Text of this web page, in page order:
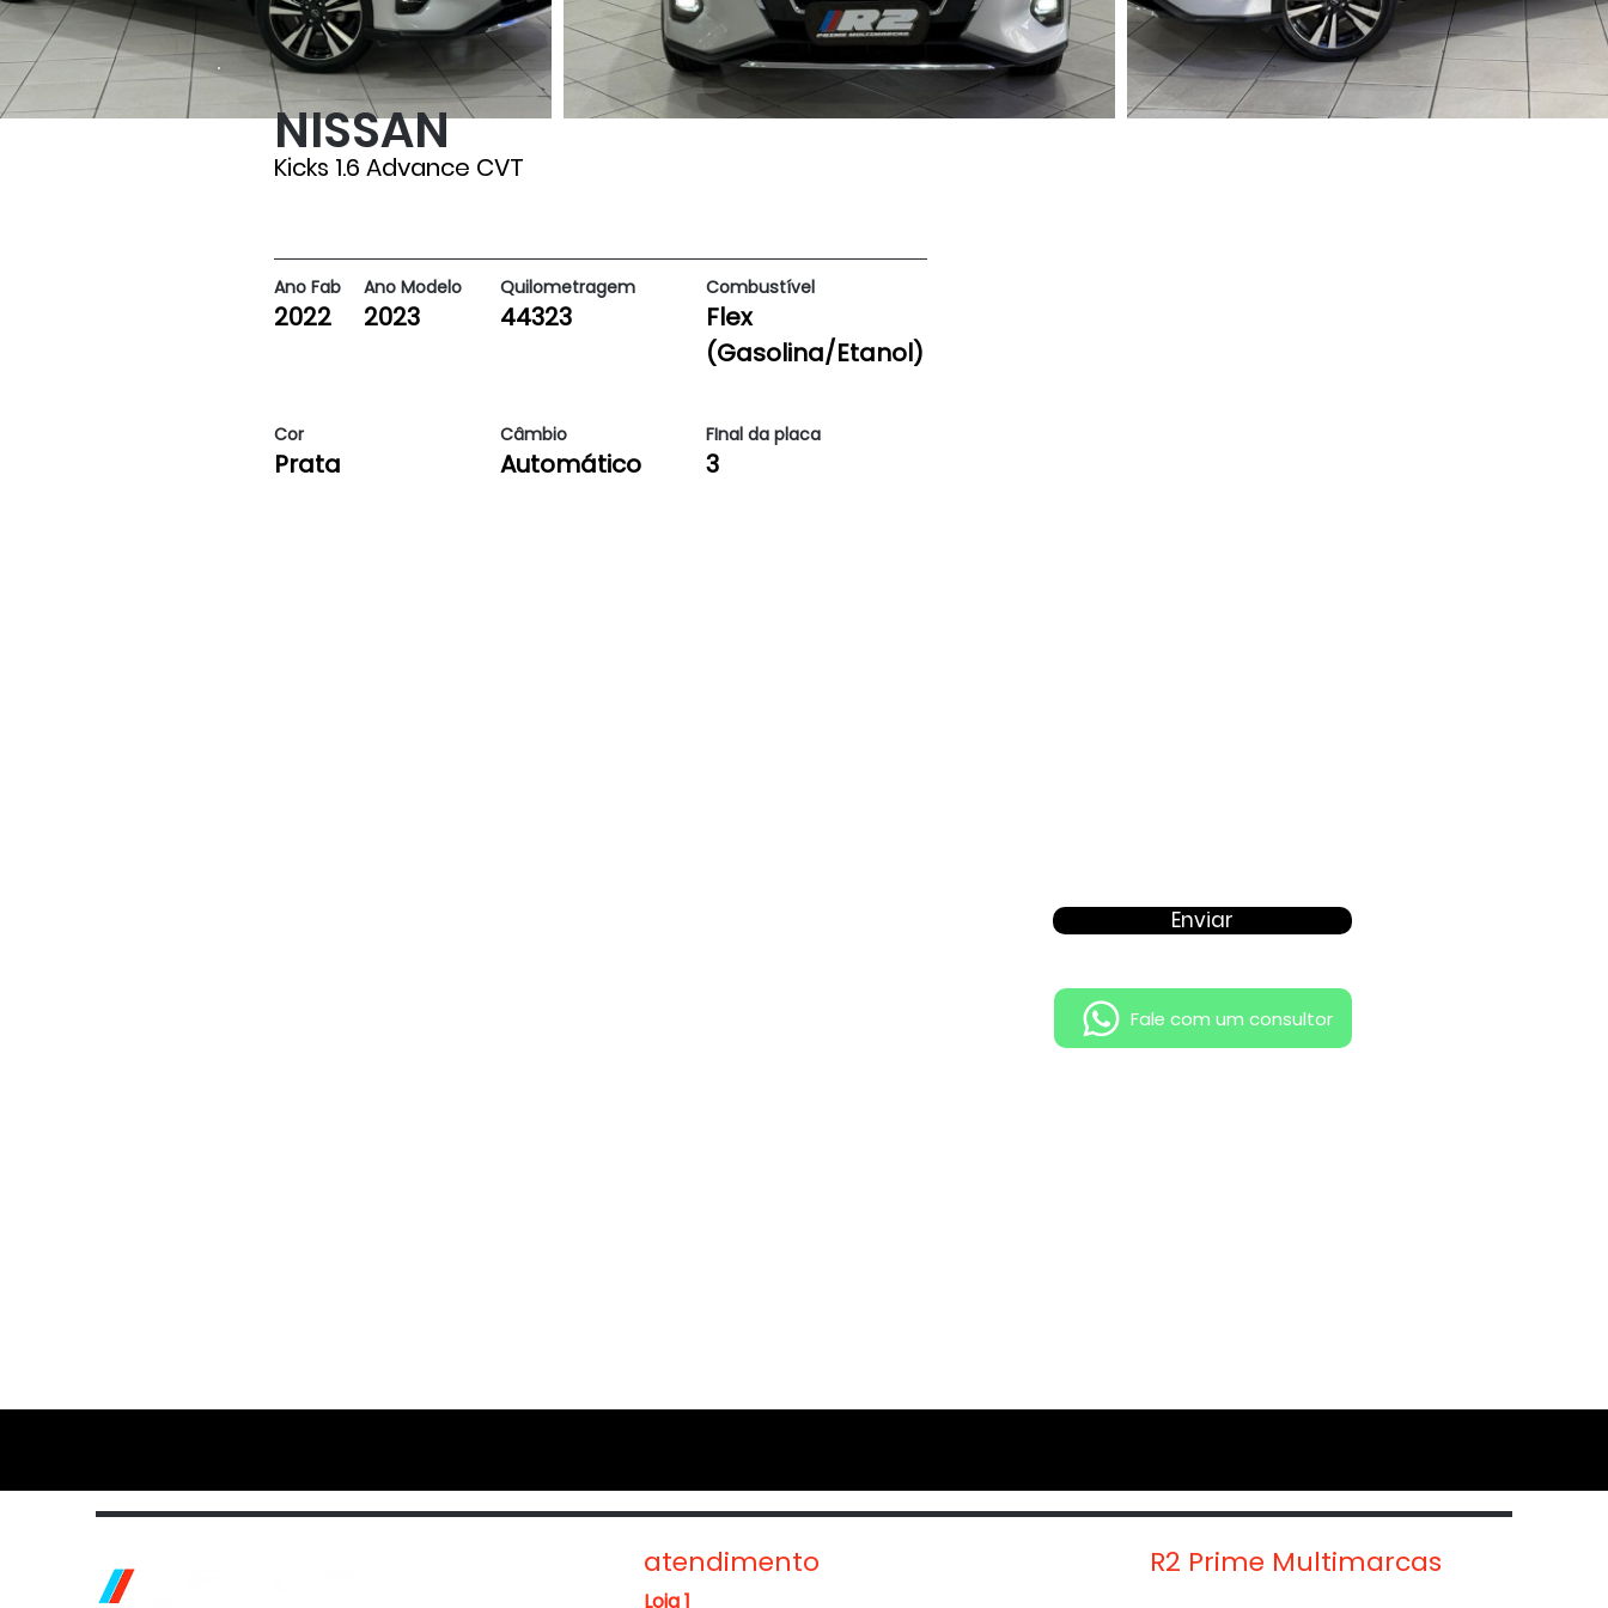
Enviar
Fale com um consultor
44323
NISSAN
Kicks 1.6 Advance CVT
Ano Fab
2022
Ano Modelo
2023
Cor
Prata
Quilometragem Combustível
44323
Flex
(Gasolina/Etanol)
Câmbio FInal da placa
Automático 3
atendimento
Loja 1
R2 Prime Multimarcas